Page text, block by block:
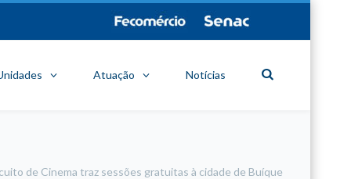
Atuação Notícias
de Cinema traz sessões gratuitas à cidade de Buíque